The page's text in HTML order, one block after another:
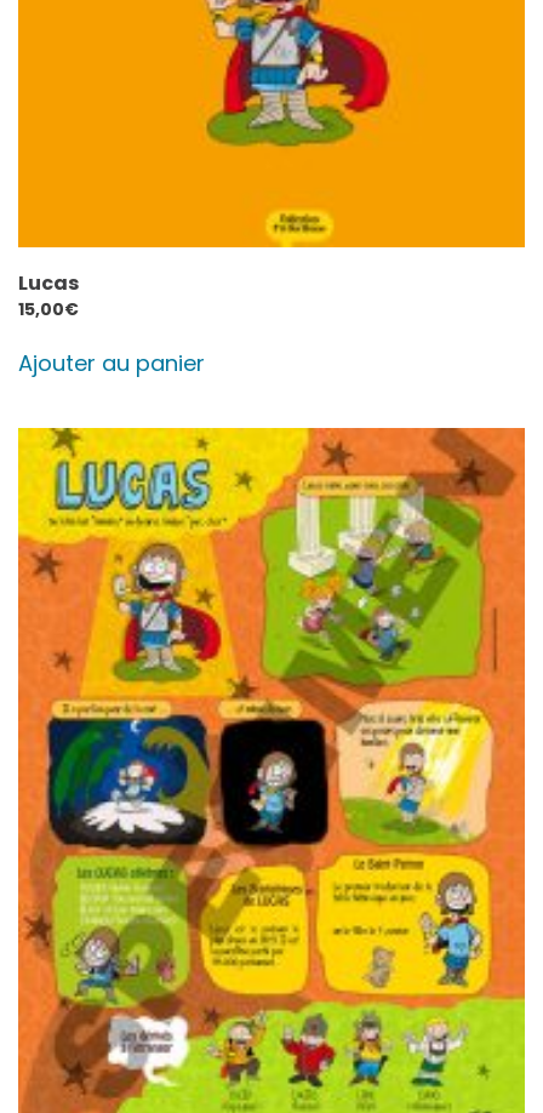
Lucas
15,00€
Ajouter au panier